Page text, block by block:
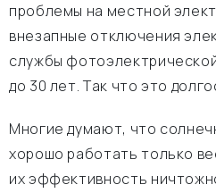
проблемы на местной
внезапные отключения
службы
до 30 лет. Так что это
Многие думают, что
хорошо работать только
их эффективность